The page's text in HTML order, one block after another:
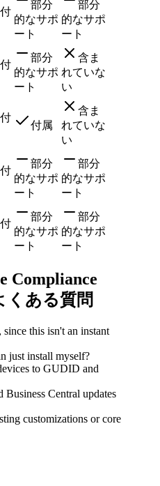
付
部分
的なサポ
ート
部分
的なサポ
ート
付
部分
的なサポ
ート
含ま
れていな
い
付
付属
含ま
れていな
い
付
部分
的なサポ
ート
部分
的なサポ
ート
付
部分
的なサポ
ート
部分
的なサポ
ート
Compliance
くある質問
this isn't an instant
just install myself?
to GUDID and
Central updates
customizations or core